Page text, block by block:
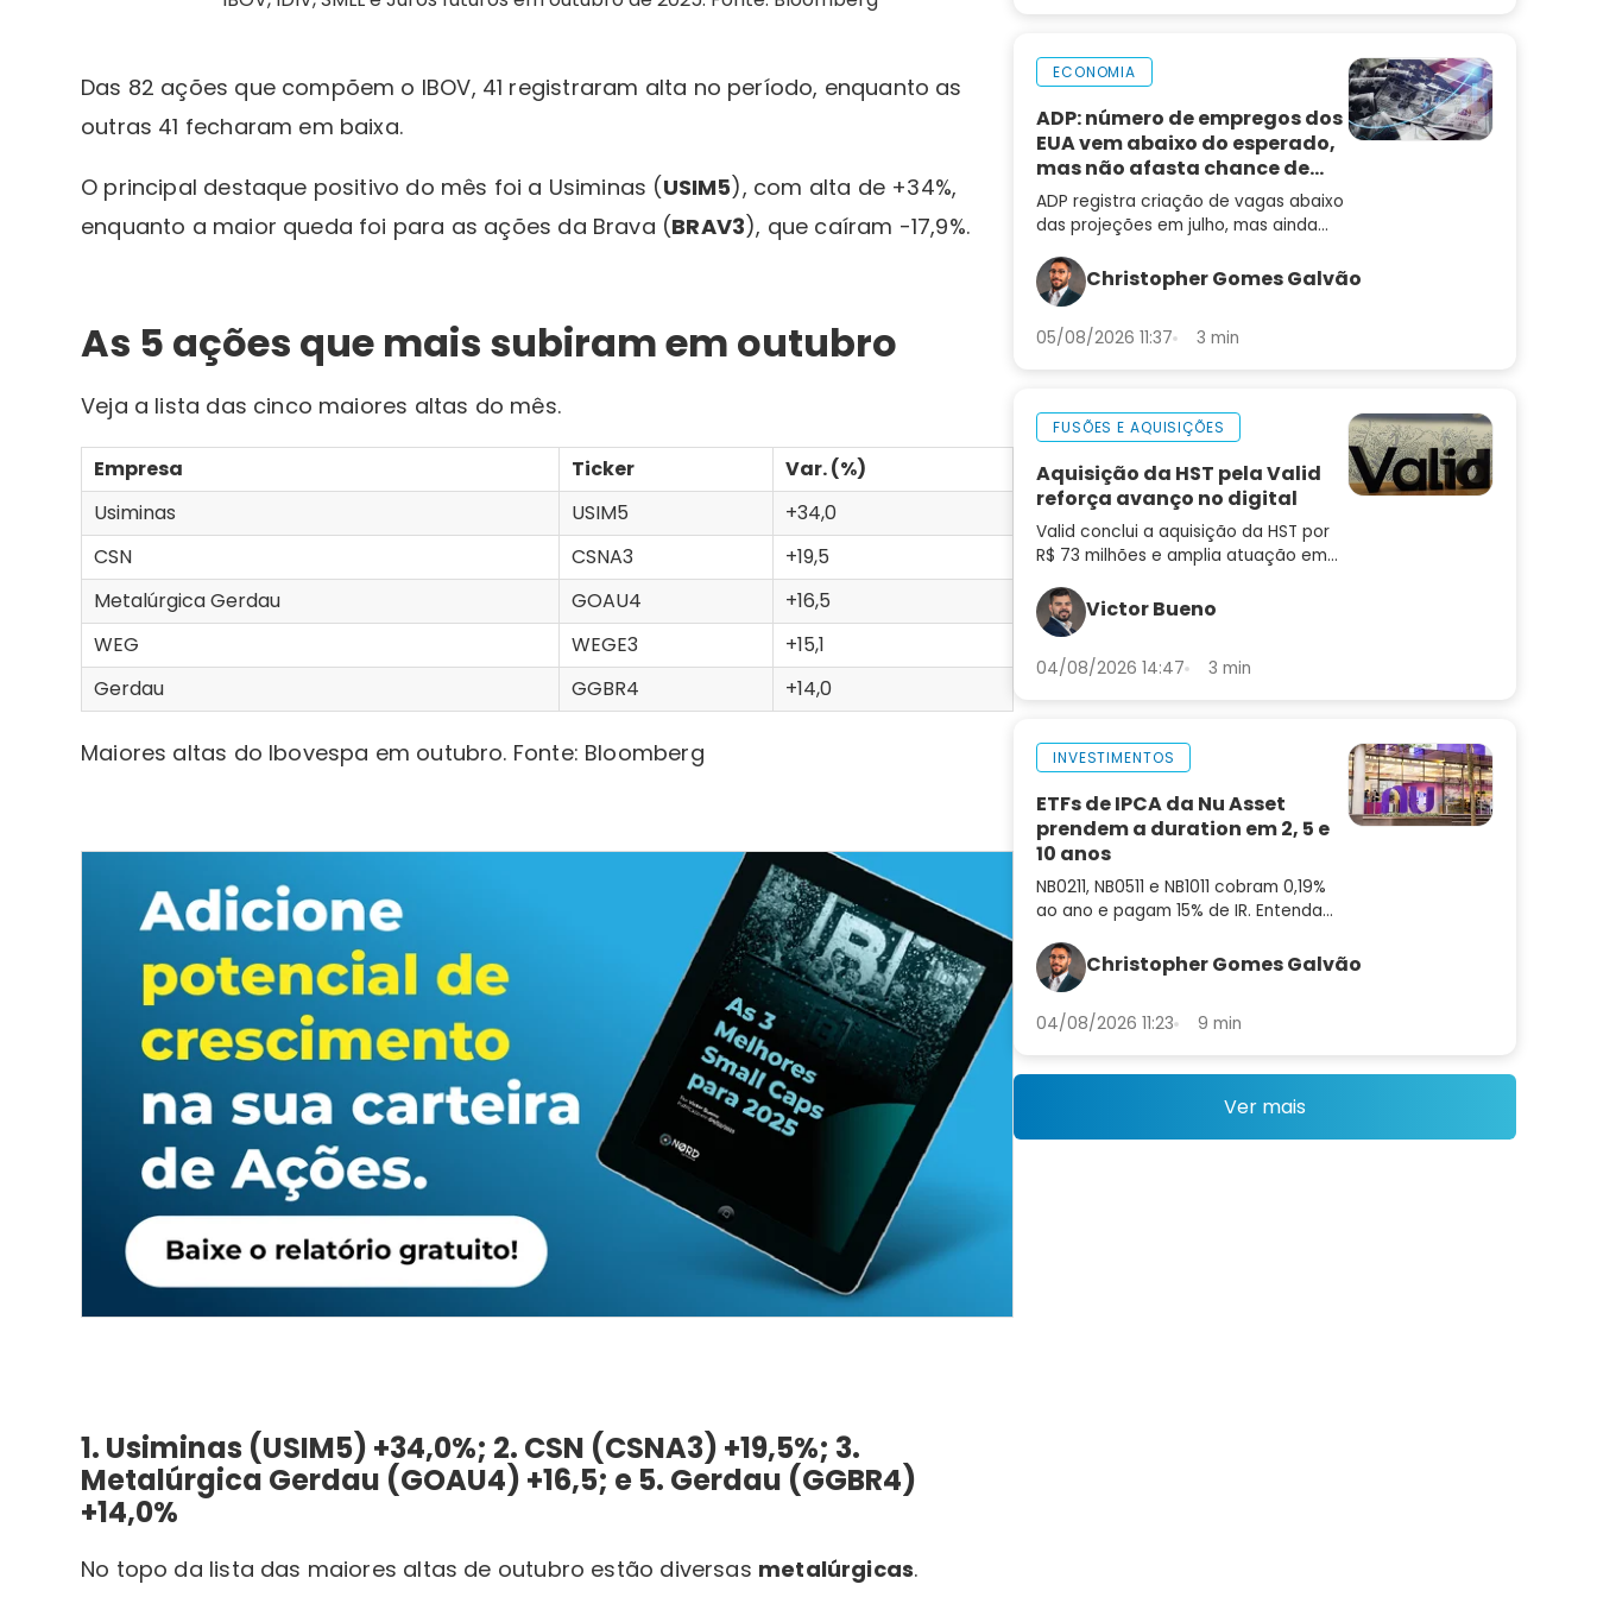
Das 82 ações que compõem o IBOV, 41 registraram alta no período, enquanto as
outras 41 fecharam em baixa.
O principal destaque positivo do mês foi a Usiminas (USIM5), com alta de +34%,
enquanto a maior queda foi para as ações da Brava (BRAV3), que caíram -17,9%.
As 5 ações que mais subiram em outubro
Veja a lista das cinco maiores altas do mês.
Empresa Ticker
Var. (%)
Usiminas
USIM5
+34,0
CSN
CSNA3
+19,5
Metalúrgica Gerdau
GOAU4
+16,5
WEG
WEGE3
+15,1
Gerdau
GGBR4 +14,0
Maiores altas do Ibovespa em outubro. Fonte: Bloomberg
1. Usiminas (USIM5) +34,0%; 2. CSN (CSNA3) +19,5%; 3.
Metalúrgica Gerdau (GOAU4) +16,5; e 5. Gerdau (GGBR4)
+14,0%
No topo da lista das maiores altas de outubro estão diversas metalúrgicas.
ECONOMIA
ADP: número de empregos dos
EUA vem abaixo do esperado,
mas não afasta chance de
alta de juros
ADP registra criação de vagas abaixo
das projeções em julho, mas ainda
de trabalho aquecido
Christopher Gomes Galvão
05/08/2026 11:37 3 min
FUSÕES E AQUISIÇÕES
Aquisição da HST pela Valid
reforça avanço no digital
Valid conclui a aquisição da HST por
R$ 73 milhões e amplia atuação em
prevenção a fraudes. Saiba o que
muda para a empresa
Victor Bueno
04/08/2026 14:47 3 min
INVESTIMENTOS
ETFs de IPCA da Nu Asset
prendem a duration em 2, 5 e
10 anos
NB0211, NB0511 e NB1011 cobram 0,19%
ao ano e pagam 15% de IR. Entenda
curva superam os ETFs de IMA-B
Christopher Gomes Galvão
04/08/2026 11:23 9 min
Ver mais